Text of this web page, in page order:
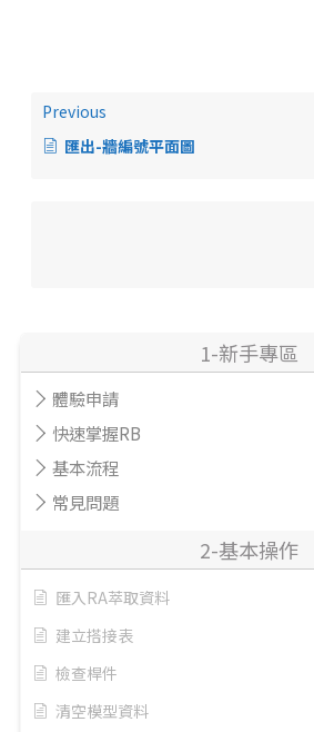
1-新手專區
體驗申請
快速掌握RB
基本流程
常見問題
2-基本操作
匯入RA萃取資料
建立搭接表
檢查桿件
清空模型資料
Previous
匯出-牆編號平面圖